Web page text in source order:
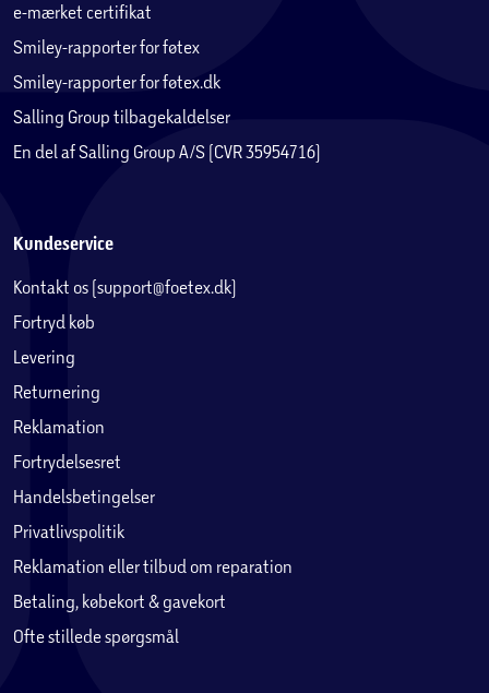
e-mærket certifikat
Smiley-rapporter for føtex
Smiley-rapporter for føtex.dk
Salling Group tilbagekaldelser
En del af Salling Group A/S (CVR 35954716)
Kundeservice
Kontakt os (support@foetex.dk)
Fortryd køb
Levering
Returnering
Reklamation
Fortrydelsesret
Handelsbetingelser
Privatlivspolitik
Reklamation eller tilbud om reparation
Betaling, købekort & gavekort
Ofte stillede spørgsmål